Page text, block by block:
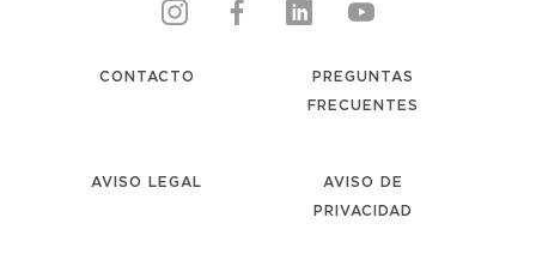
CONTACTO
PREGUNTAS
FRECUENTES
AVISO LEGAL
AVISO DE
PRIVACIDAD